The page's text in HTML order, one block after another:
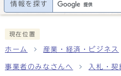
情報を探す
現在位置
ホーム 産業・経済・ビジネス
事業者のみなさんへ 入札・契